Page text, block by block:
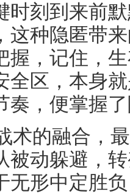
时刻到来前
这种隐匿带
握，记住，
全区，本身
奏，便掌握
术的融合，
被动躲避，
无形中定胜